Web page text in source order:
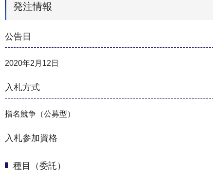
発注情報
公告日
2020年2月12日
入札方式
指名競争（公募型）
入札参加資格
種目（委託）